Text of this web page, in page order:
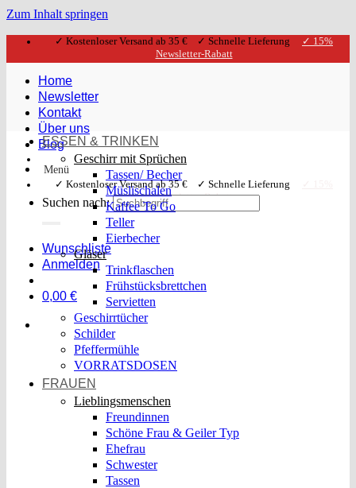
Zum Inhalt springen
✓ Kostenloser Versand ab 35 € ✓ Schnelle Lieferung
✓ 15%
Newsletter-Rabatt
Home
Newsletter
Kontakt
Über uns
Blog
✓ Kostenloser Versand ab 35 € ✓ Schnelle Lieferung
Newsletter-Rabatt
Menü
Suchen nach:
Wunschliste
Anmelden
0,00 €
ESSEN & TRINKEN
Geschirr mit Sprüchen
Tassen/ Becher
Müslischalen
Kaffee To Go
Teller
Eierbecher
Gläser
Trinkflaschen
Frühstücksbrettchen
Servietten
Geschirrtücher
Schilder
Pfeffermühle
VORRATSDOSEN
FRAUEN
Lieblingsmenschen
Freundinnen
Schöne Frau & Geiler Typ
Ehefrau
Schwester
Tassen